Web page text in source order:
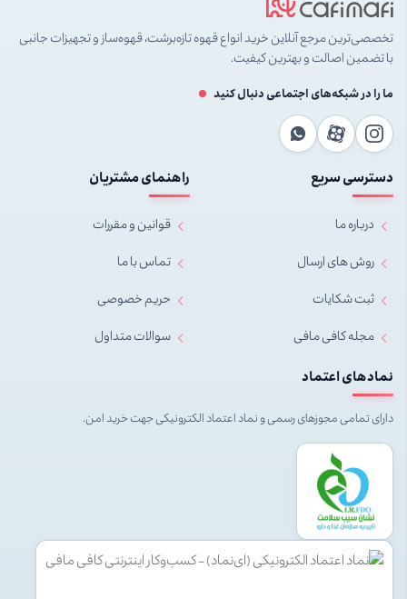
تخصصی‌ترین مرجع آنلاین خرید انواع قهوه تازه‌برشت، قهوه‌ساز و تجهیزات جانبی
با تضمین اصالت و بهترین کیفیت.
ما را در شبکه‌های اجتماعی دنبال کنید
دسترسی سریع
درباره ما
روش های ارسال
ثبت شکایات
مجله کافی مافی
راهنمای مشتریان
قوانین و مقررات
تماس با ما
حریم خصوصی
سوالات متداول
نمادهای اعتماد
دارای تمامی مجوزهای رسمی و نماد اعتماد الکترونیکی جهت خرید امن.